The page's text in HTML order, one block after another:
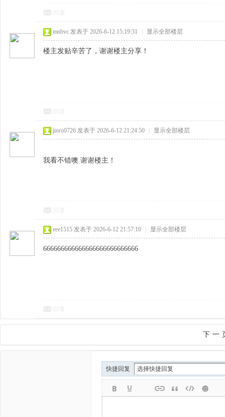
mnbvc 发表于 2026-6-12 15:19:31 显示全部楼层
楼主发贴辛苦了，谢谢楼主分享！
jinro0726 发表于 2026-6-12 21:24:50 显示全部楼层
我看不错噢 谢谢楼主！
eee1515 发表于 2026-6-12 21:57:10 显示全部楼层
666666666666666666666666666
下一
快捷回复